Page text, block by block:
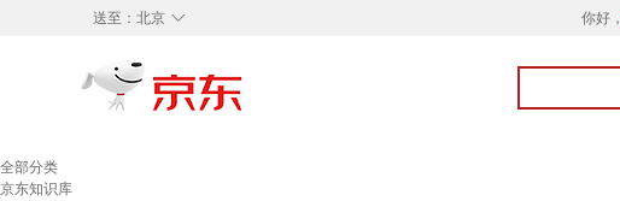
◇
送至： 北京 你好，
全部分类
京东知识库